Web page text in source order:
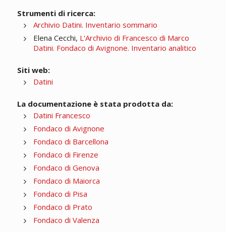
Strumenti di ricerca:
Archivio Datini. Inventario sommario
Elena Cecchi, L'Archivio di Francesco di Marco
Datini. Fondaco di Avignone. Inventario analitico
Siti web:
Datini
La documentazione è stata prodotta da:
Datini Francesco
Fondaco di Avignone
Fondaco di Barcellona
Fondaco di Firenze
Fondaco di Genova
Fondaco di Maiorca
Fondaco di Pisa
Fondaco di Prato
Fondaco di Valenza